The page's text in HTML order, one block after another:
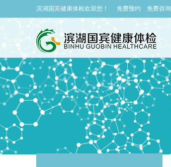
滨湖国宾健康体检欢迎您！ 免费预约 免费咨询